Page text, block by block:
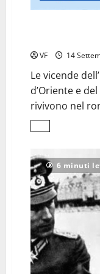
VF 14
Le vicende
d’Oriente e
rivivono nel
Leggi
su
Carlo
Massoni,
<br>Il
generale
Bizantino
6 minuti